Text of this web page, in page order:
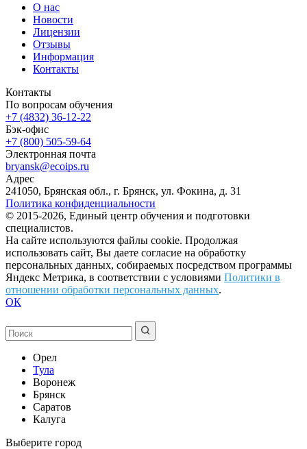
О нас
Новости
Лицензии
Отзывы
Информация
Контакты
Контакты
По вопросам обучения
+7 (4832) 36-12-22
Бэк-офис
+7 (800) 505-59-64
Электронная почта
bryansk@ecoips.ru
Адрес
241050, Брянская обл., г. Брянск, ул. Фокина, д. 31
Политика конфиденциальности
© 2015-2026, Единый центр обучения и подготовки
специалистов.
На сайте используются файлы cookie. Продолжая
использовать сайт, Вы даете согласие на обработку
персональных данных, собираемых посредством программы
Яндекс Метрика, в соответствии с условиями Политики в
отношении обработки персональных данных.
ОК
Орел
Тула
Воронеж
Брянск
Саратов
Калуга
Выберите город